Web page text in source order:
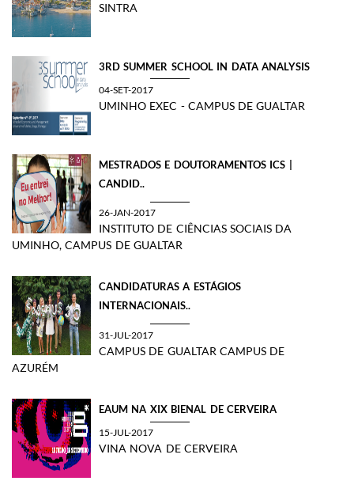
SINTRA
​3RD SUMMER SCHOOL IN DATA ANALYSIS
04-SET-2017
UMINHO EXEC - CAMPUS DE GUALTAR
MESTRADOS E DOUTORAMENTOS ICS |
CANDID..
26-JAN-2017
INSTITUTO DE CIÊNCIAS SOCIAIS DA
UMINHO, CAMPUS DE GUALTAR
CANDIDATURAS A ESTÁGIOS
INTERNACIONAIS..
31-JUL-2017
CAMPUS DE GUALTAR CAMPUS DE
AZURÉM
EAUM NA XIX BIENAL DE CERVEIRA
15-JUL-2017
VINA NOVA DE CERVEIRA